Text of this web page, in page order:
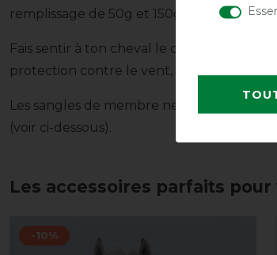
remplissage de 50g et 150g (voir ci-
Fais sentir à ton cheval le confort d'une
protection contre le vent, la pluie et le
Les sangles de membre ne sont pas
(voir ci-dessous).
Les accessoires parfaits pour
-10%